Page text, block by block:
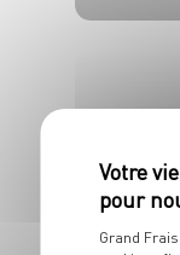
Grand